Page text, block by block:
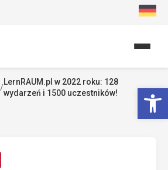
/
LernRAUM.pl w 2022 roku: 128
wydarzeń i 1500 uczestników!